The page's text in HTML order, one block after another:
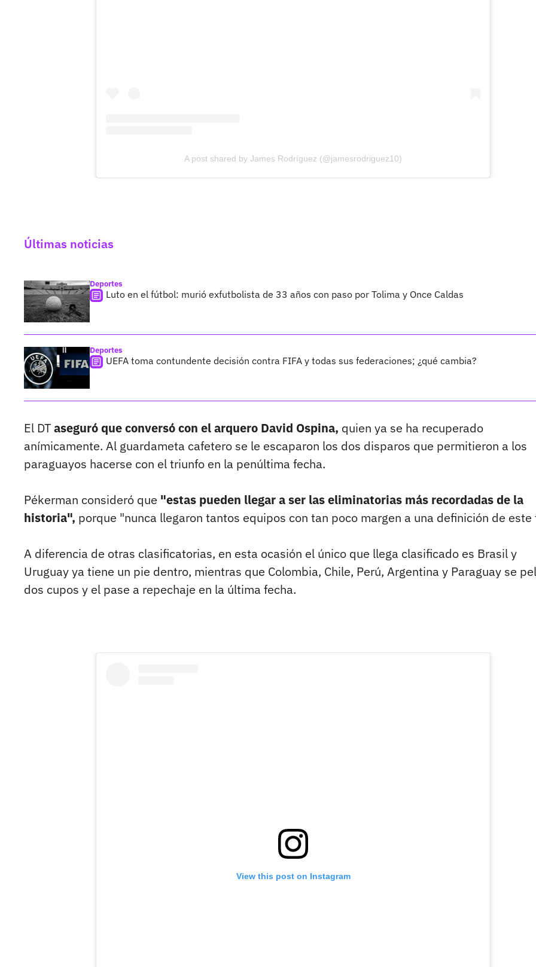
A post shared by James Rodríguez (@jamesrodriguez10)
Últimas noticias
Deportes
Luto en el fútbol: murió exfutbolista de 33 años con paso por Tolima y Once Caldas
Deportes
UEFA toma contundente decisión contra FIFA y todas sus federaciones; ¿qué cambia?
El DTaseguró que conversó con el arquero David Ospina, quien ya se ha recuperado
anímicamente. Al guardameta cafetero se le escaparon los dos disparos que permitieron a los
paraguayos hacerse con el triunfo en la penúltima fecha.
Pékerman consideró que "estas pueden llegar a ser las eliminatorias más recordadas de la
historia", porque "nunca llegaron tantos equipos con tan poco margen a una definición de este
A diferencia de otras clasificatorias, en esta ocasión el único que llega clasificado es Brasil y
Uruguay ya tiene un pie dentro, mientras que Colombia, Chile, Perú, Argentina y Paraguay se
dos cupos y el pase a repechaje en la última fecha.
View this post on Instagram